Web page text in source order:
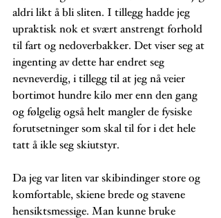
aldri likt å bli sliten. I tillegg hadde jeg
upraktisk nok et svært anstrengt forhold
til fart og nedoverbakker. Det viser seg at
ingenting av dette har endret seg
nevneverdig, i tillegg til at jeg nå veier
bortimot hundre kilo mer enn den gang
og følgelig også helt mangler de fysiske
forutsetninger som skal til for i det hele
tatt å ikle seg skiutstyr.
Da jeg var liten var skibindinger store og
komfortable, skiene brede og stavene
hensiktsmessige. Man kunne bruke